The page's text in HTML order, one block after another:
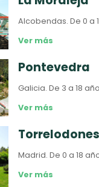
Alcobendas.De 0 a
Ver más
Pontevedra
Galicia.De 3 a 18
Ver más
Torrelodones
Madrid.De 0 a 18
Ver más